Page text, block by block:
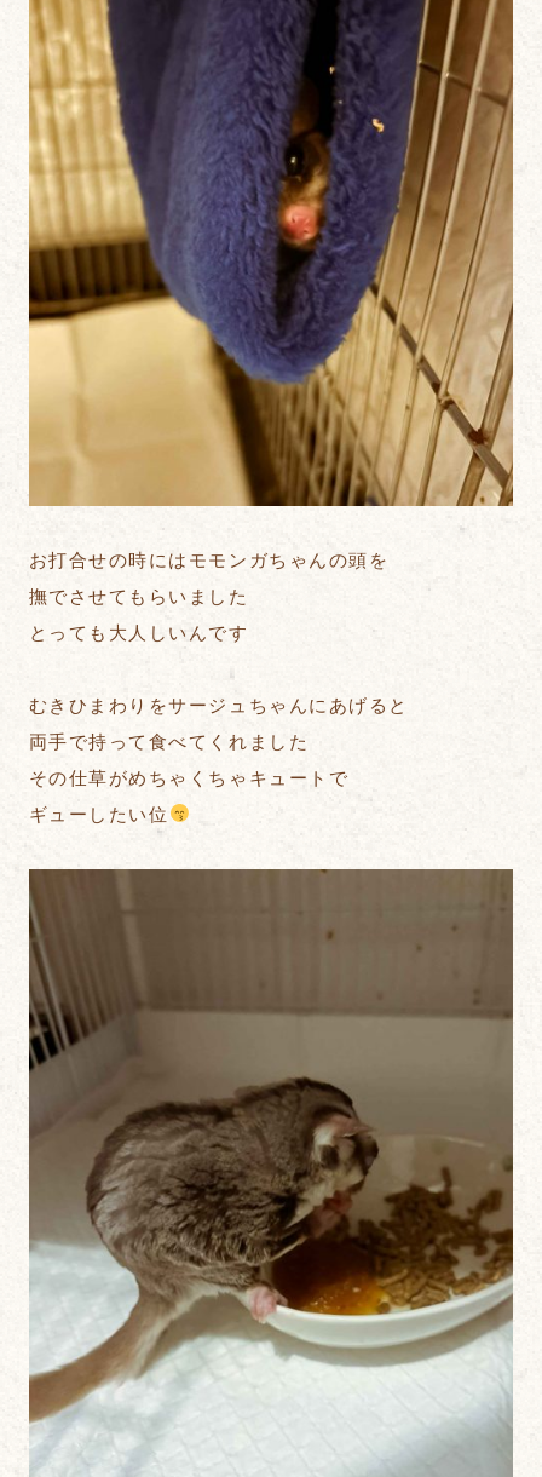
お打合せの時にはモモンガちゃんの頭を
撫でさせてもらいました
とっても大人しいんです
むきひまわりをサージュちゃんにあげると
両手で持って食べてくれました
その仕草がめちゃくちゃキュートで
ギューしたい位